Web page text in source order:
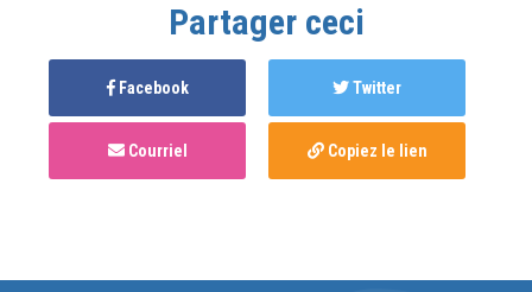
Partager ceci
Facebook Twitter
Courriel Copiez le lien